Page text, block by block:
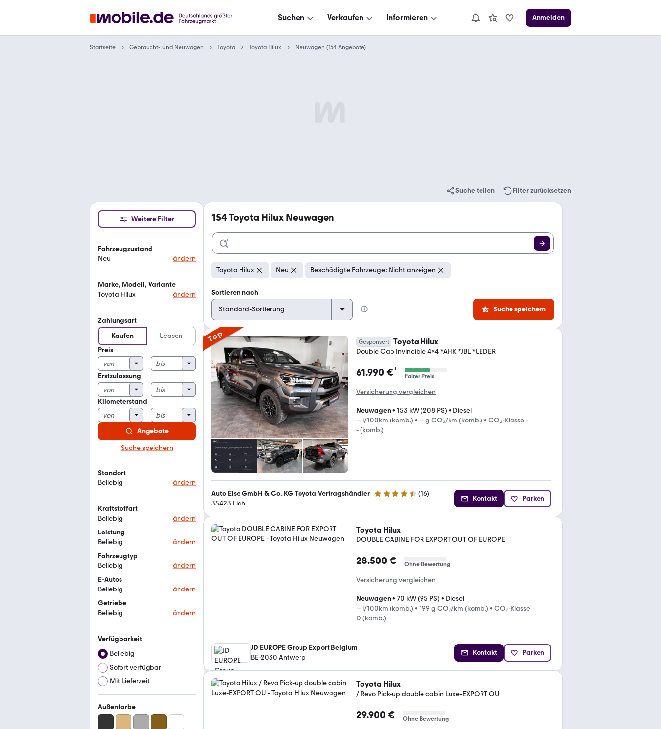
Suchen Verkaufen Informieren Anmelden
Startseite Gebraucht- und Neuwagen Toyota Toyota Hilux Neuwagen (154 Angebote)
Suche teilen Filter zurücksetzen
Weitere Filter
Fahrzeugzustand
Neu
ändern
Marke, Modell, Variante
Toyota Hilux
ändern
Zahlungsart
Kaufen
Leasen
Preis
Erstzulassung
Kilometerstand
Angebote
Suche speichern
Standort
Beliebig
ändern
Kraftstoffart
Beliebig
ändern
Leistung
Beliebig
ändern
Fahrzeugtyp
Beliebig
ändern
E-Autos
Beliebig
ändern
Getriebe
Beliebig
ändern
Verfügbarkeit
Beliebig
Sofort verfügbar
Mit Lieferzeit
Außenfarbe
154Toyota Hilux Neuwagen
Toyota Hilux Neu Beschädigte Fahrzeuge: Nicht anzeigen
Sortieren nach
Suche speichern
Top Gesponsert Toyota Hilux
Double Cab Invincible 4x4 *AHK *JBL *LEDER
61.990 €¹
Fairer Preis
Versicherung vergleichen
Neuwagen• 153 kW (208 PS) • Diesel
-- l/100km (komb.) • -- g CO₂/km (komb.) • CO₂-Klasse -
- (komb.)
Auto Eise GmbH & Co. KG Toyota Vertragshändler 4.7 Sterne (16)
35423 Lich
Kontakt Parken
Toyota Hilux
DOUBLE CABINE FOR EXPORT OUT OF EUROPE
28.500 € Ohne Bewertung
Versicherung vergleichen
Neuwagen• 70 kW (95 PS) • Diesel
-- l/100km (komb.) • 199 g CO₂/km (komb.) • CO₂-Klasse
D (komb.)
JD EUROPE Group Export Belgium
BE-2030 Antwerp
Kontakt Parken
Toyota Hilux
/ Revo Pick-up double cabin Luxe-EXPORT OU
29.900 € Ohne Bewertung